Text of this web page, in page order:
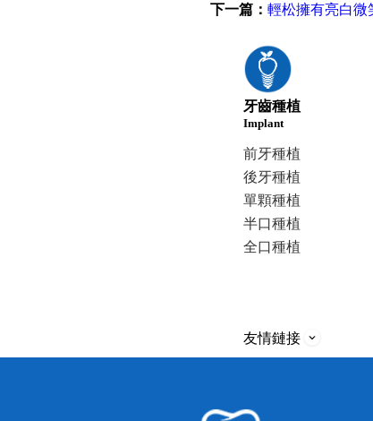
下一篇：輕松擁有亮白微
牙齒種植
Implant
前牙種植
後牙種植
單顆種植
半口種植
全口種植
友情鏈接